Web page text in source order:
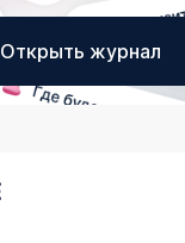
Открыть журнал